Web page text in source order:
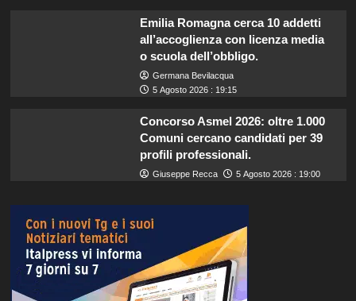
Emilia Romagna cerca 10 addetti
all’accoglienza con licenza media
o scuola dell’obbligo.
Germana Bevilacqua
5 Agosto 2026 : 19:15
Concorso Asmel 2026: oltre 1.000
Comuni cercano candidati per 39
profili professionali.
Giuseppe Recca 5 Agosto 2026 : 19:00